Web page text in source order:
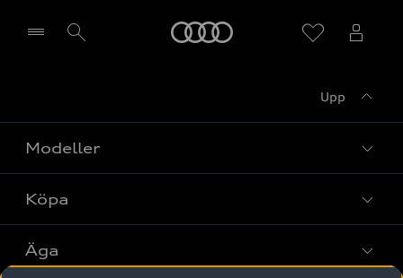
Upp
Modeller
Alla modeller
Elbilar
Köpa
Privaterbjudanden
Äga